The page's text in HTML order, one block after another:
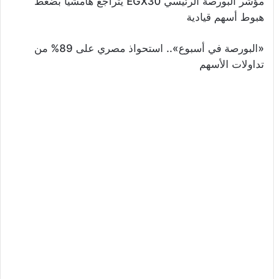
هبوط أسهم قيادية
«البورصة في أسبوع».. استحواذ مصري على 89% من
تداولات الأسهم